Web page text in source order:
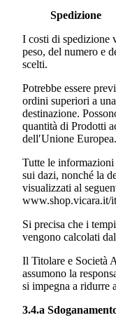
Spedizione
I costi di spedizione
peso, del numero e
scelti.
Potrebbe essere
ordini superiori a
destinazione.
quantità di Prodotti
dell′Unione Europea.
Tutte le informazioni
sui dazi, nonché la
visualizzati al
www.shop.vicara.it/
Si precisa che i
vengono calcolati
Il Titolare e Società
assumono la
si impegna a ridurre
3.4.a